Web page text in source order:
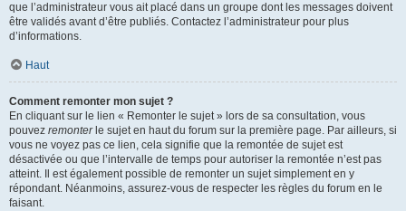
que l’administrateur vous ait placé dans un groupe dont les messages doivent
être validés avant d’être publiés. Contactez l’administrateur pour plus
d’informations.
Haut
Comment remonter mon sujet ?
En cliquant sur le lien « Remonter le sujet » lors de sa consultation, vous
pouvez remonterle sujet en haut du forum sur la première page. Par ailleurs, si
vous ne voyez pas ce lien, cela signifie que la remontée de sujet est
désactivée ou que l’intervalle de temps pour autoriser la remontée n’est pas
atteint. Il est également possible de remonter un sujet simplement en y
répondant. Néanmoins, assurez-vous de respecter les règles du forum en le
faisant.